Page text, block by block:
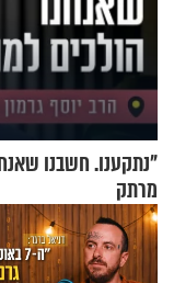
"נתקענו. חשבנו
מרתק